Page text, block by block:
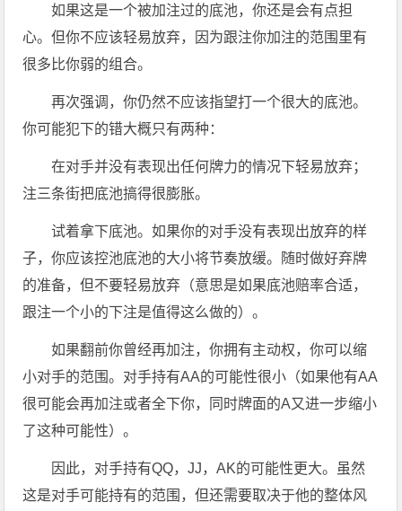
如果这是一个被加注过的底池，你还是会有点担
心。但你不应该轻易放弃，因为跟注你加注的范围里有
很多比你弱的组合。
再次强调，你仍然不应该指望打一个很大的底池。
你可能犯下的错大概只有两种：
在对手并没有表现出任何牌力的情况下轻易放弃；
注三条街把底池搞得很膨胀。
试着拿下底池。如果你的对手没有表现出放弃的样
子，你应该控池底池的大小将节奏放缓。随时做好弃牌
的准备，但不要轻易放弃（意思是如果底池赔率合适，
跟注一个小的下注是值得这么做的）。
如果翻前你曾经再加注，你拥有主动权，你可以缩
小对手的范围。对手持有AA的可能性很小（如果他有AA
很可能会再加注或者全下你，同时牌面的A又进一步缩小
了这种可能性）。
因此，对手持有QQ，JJ，AK的可能性更大。虽然
这是对手可能持有的范围，但还需要取决于他的整体风